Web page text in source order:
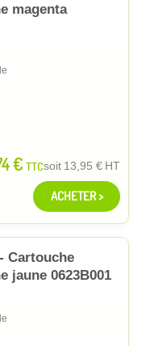
magenta
€ TTCsoit 13,95 € HT
ACHETER >
Cartouche
jaune 0623B001